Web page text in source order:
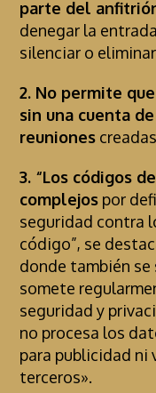
parte del
denegar la
silenciar o
2. No permite
sin una cuenta
reuniones
3. “Los códigos
complejos por
seguridad contra
código”, se
donde también se
somete
seguridad y
no procesa los
para publicidad ni
terceros».